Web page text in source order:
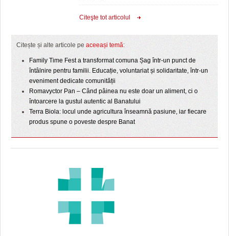
Citeşte tot articolul
Citește și alte articole pe aceeași temă:
Family Time Fest a transformat comuna Șag într-un punct de
întâlnire pentru familii. Educație, voluntariat și solidaritate, într-un
eveniment dedicate comunității
Romavyctor Pan – Când pâinea nu este doar un aliment, ci o
întoarcere la gustul autentic al Banatului
Terra Biola: locul unde agricultura înseamnă pasiune, iar fiecare
produs spune o poveste despre Banat